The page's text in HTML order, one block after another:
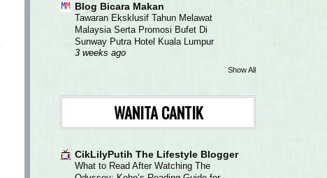
Blog Bicara Makan
Tawaran Eksklusif Tahun Melawat
Malaysia Serta Promosi Bufet Di
Sunway Putra Hotel Kuala Lumpur
3 weeks ago
Show All
WANITA CANTIK
CikLilyPutih The Lifestyle Blogger
What to Read After Watching The